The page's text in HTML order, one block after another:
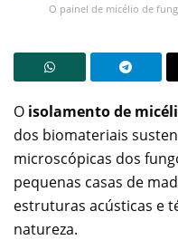
O painel de micélio de
O isolamento de
dos biomateriais
microscópicas dos
pequenas casas de
estruturas acústicas e
natureza.